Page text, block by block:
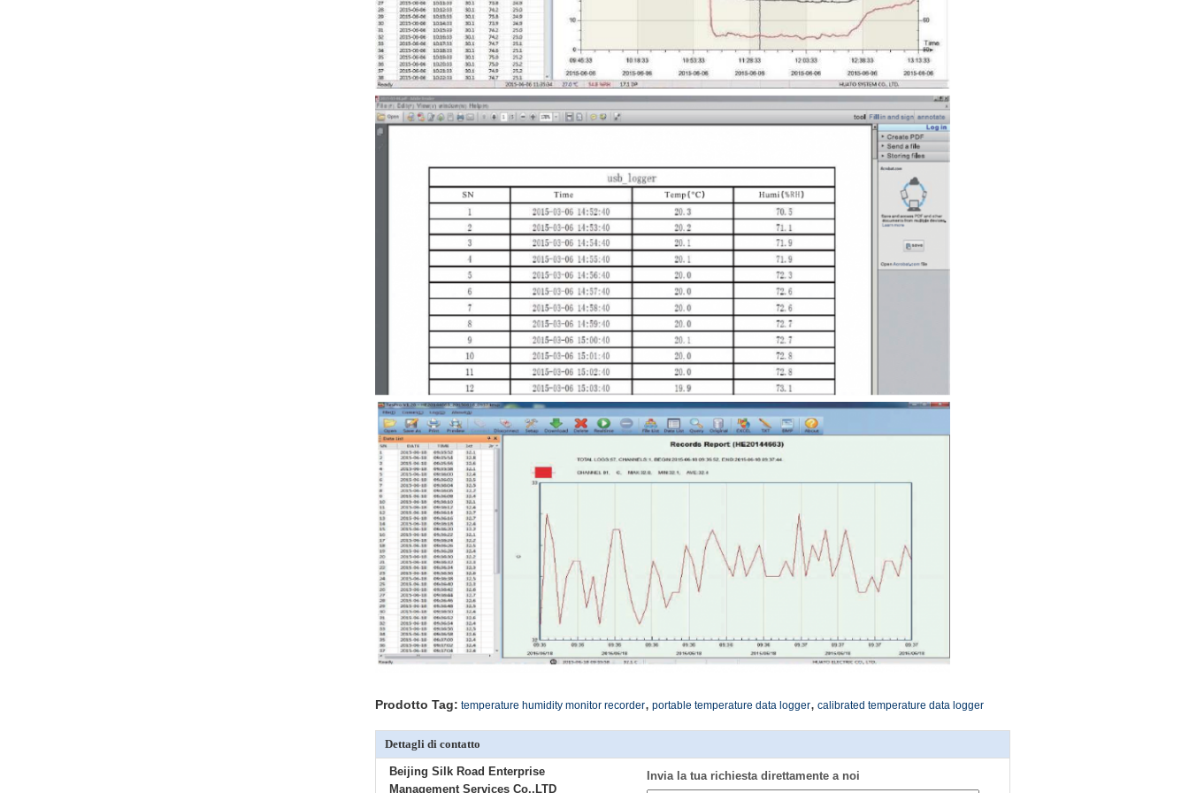
Prodotto Tag: temperature humidity monitor recorder, portable temperature data logger, calibrated temperature data logger
Dettagli di contatto
Beijing Silk Road Enterprise
Management Services Co.,LTD
Invia la tua richiesta direttamente a noi